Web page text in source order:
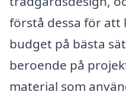
förstå dessa för att
budget på bästa
beroende på
material som